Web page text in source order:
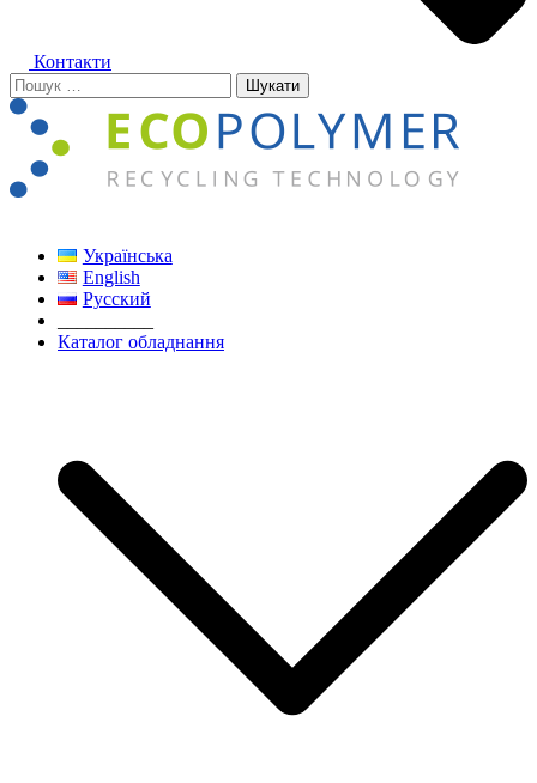
Контакти
Пошук:
Українська
English
Русский
Каталог обладнання